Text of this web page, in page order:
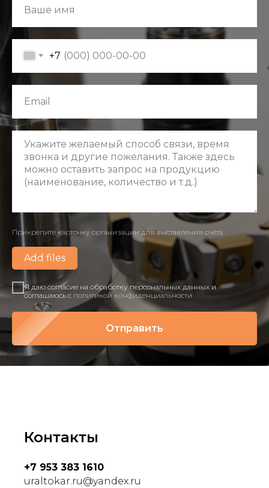
+7
Прикрепите карточку организации для выставления счёта.
Add files
Я даю согласие на обработку персональных данных и
соглашаюсь c политикой конфиденциальности
Отправить
Контакты
+7 953 383 1610
uraltokar.ru@yandex.ru